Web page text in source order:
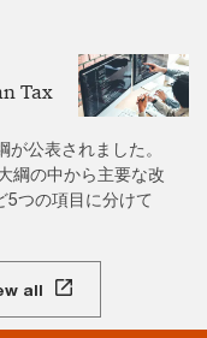
Tax
公表されました。
綱の中から主要な改
5つの項目に分けて
all